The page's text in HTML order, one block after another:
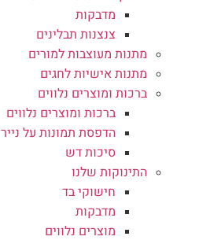
מדבקות
צנצנות תבלינים
מתנות מעוצבות למורים
מתנות אישיות לחגים
ברכות ומוצרים נלווים
ברכות ומוצרים נלווים
הדפסת תמונות על נייר
סיכות דש
התינוקות שלנו
חישוקי בד
מדבקות
מוצרים נלווים